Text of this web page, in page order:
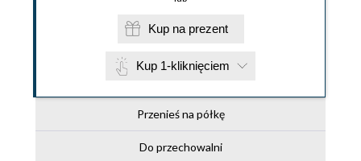
Kup na prezent
Kup 1-kliknięciem
Przenieś na półkę
Do przechowalni